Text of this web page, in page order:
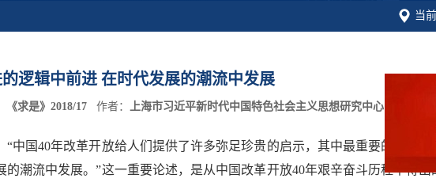
当
逻辑中前进 在时代发展的潮流中发展
《求是》2018/17 作者： 上海市习近平新时代中国特色社会主义思想研究中心
国40年改革开放给人们提供了许多弥足珍贵的启示，其中最重要的一条就
潮流中发展。”这一重要论述，是从中国改革开放40年艰辛奋斗历程中得